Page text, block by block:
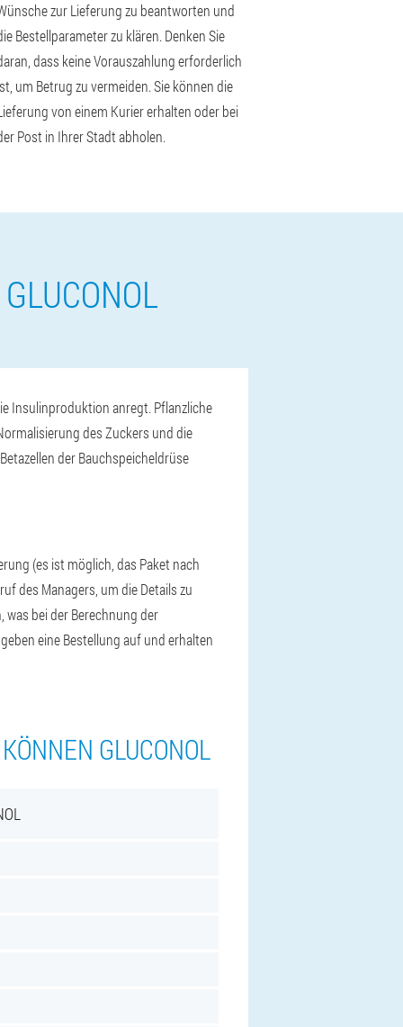
zur Lieferung zu beantworten und
Bestellparameter zu klären. Denken Sie
dass keine Vorauszahlung erforderlich
um Betrug zu vermeiden. Sie können die
von einem Kurier erhalten oder bei
Post in Ihrer Stadt abholen.
Insulinproduktion anregt. Pflanzliche
des Zuckers und die
der Bauchspeicheldrüse
(es ist möglich, das Paket nach
des Managers, um die Details zu
was bei der Berechnung der
eine Bestellung auf und erhalten
GLUCONOL